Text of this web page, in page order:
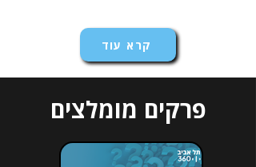
קרא עוד
פרקים מומלצים